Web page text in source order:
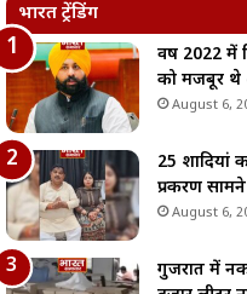
भारत ट्रेंडिंग
वर्ष 2022 में
को मजबूर थे 4
August 6,
25 शादियां
प्रकरण सामने
August 6,
गुजरात में